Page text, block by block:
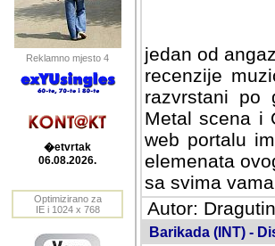
Reklamno mjesto 4
�etvrtak
06.08.2026.
Optimizirano za
IE i 1024 x 768
jedan od
recenzije
razvrstani po
scena i
portalu imao
elemenata
sa svima
Autor:
Barikada (INT) -